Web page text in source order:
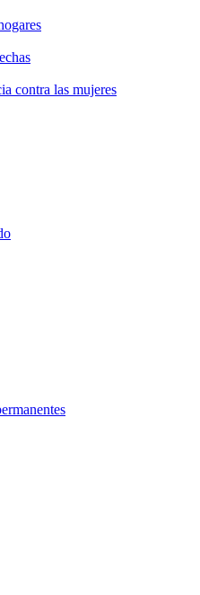
contra las mujeres